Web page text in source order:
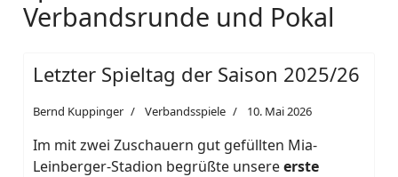
Verbandsrunde und Pokal
Letzter Spieltag der Saison 2025/26
Bernd Kuppinger Verbandsspiele 10. Mai 2026
Im mit zwei Zuschauern gut gefüllten Mia-
Leinberger-Stadion begrüßte unsereerste